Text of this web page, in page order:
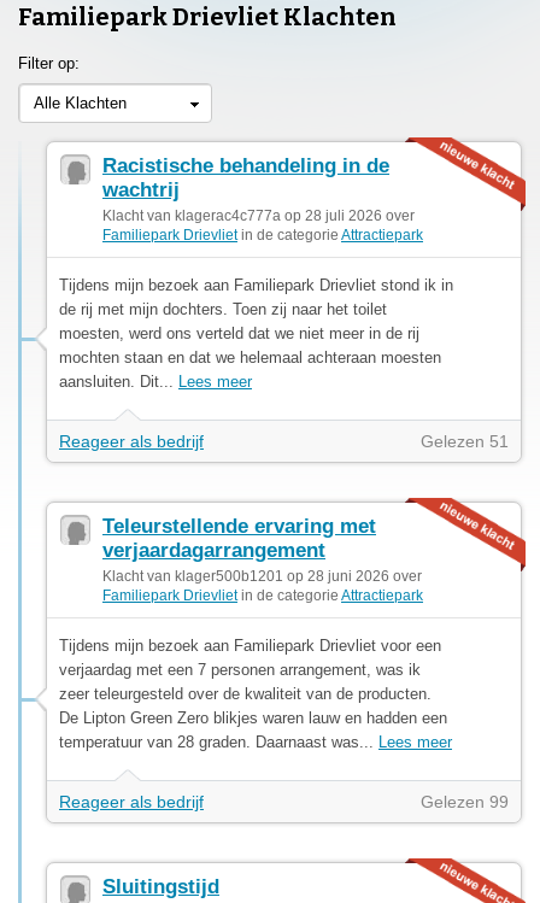
Familiepark Drievliet Klachten
Filter op:
Alle Klachten
Racistische behandeling in de
wachtrij
Klacht van klagerac4c777a op 28 juli 2026 over
Familiepark Drievlietin de categorie Attractiepark
Tijdens mijn bezoek aan Familiepark Drievliet stond ik in
de rij met mijn dochters. Toen zij naar het toilet
moesten, werd ons verteld dat we niet meer in de rij
mochten staan en dat we helemaal achteraan moesten
aansluiten. Dit... Lees meer
Reageer als bedrijf Gelezen 51
Teleurstellende ervaring met
verjaardagarrangement
Klacht van klager500b1201 op 28 juni 2026 over
Familiepark Drievlietin de categorie Attractiepark
Tijdens mijn bezoek aan Familiepark Drievliet voor een
verjaardag met een 7 personen arrangement, was ik
zeer teleurgesteld over de kwaliteit van de producten.
De Lipton Green Zero blikjes waren lauw en hadden een
temperatuur van 28 graden. Daarnaast was... Lees meer
Reageer als bedrijf Gelezen 99
Sluitingstijd